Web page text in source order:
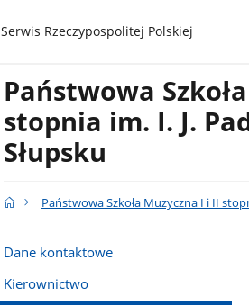
gov.pl
Serwis Rzeczypospolitej Polskiej
Państwowa
stopnia im. I. J.
Słupsku
Państwowa Szkoła Muzyczna I i II
Dane kontaktowe
Kierownictwo